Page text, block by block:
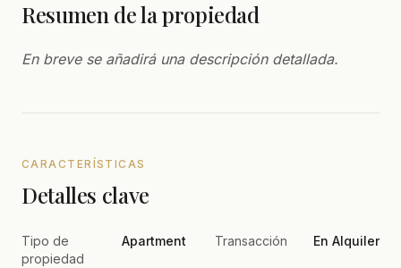
Resumen de la propiedad
En breve se añadirá una descripción detallada.
CARACTERÍSTICAS
Detalles clave
Tipo de
propiedad
Apartment Transacción En Alquiler